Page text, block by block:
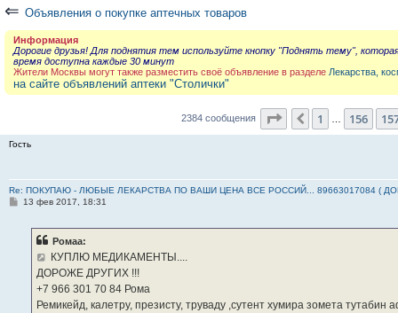
⇐ Объявления о покупке аптечных товаров
Информация
Дорогие друзья! Для поднятия тем используйте кнопку "Поднять тему",
время доступна каждые 30 минут
Жители Москвы могут также разместить своё объявление в разделе Лекарства,
на сайте объявлений аптеки "Столички"
2384 сообщения Страница 158из
Пред.
1 156
Гость
Re: ПОКУПАЮ - ЛЮБЫЕ ЛЕКАРСТВА ПО ВАШИ ЦЕНА ВСЕ РОССИЙ... 89663017084 (
С13 фев 2017, 18:31
Ромаа:
КУПЛЮ МЕДИКАМЕНТЫ....
ДОРОЖЕ ДРУГИХ !!!
‪+7 966 301 70 84‬ Рома
Ремикейд, калетру, презисту, труваду ,сутент хумира зомета